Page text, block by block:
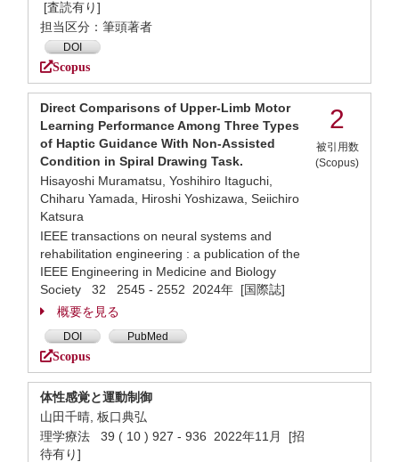
[査読有り]
担当区分：筆頭著者
DOI
Scopus
Direct Comparisons of Upper-Limb Motor
Learning Performance Among Three Types
of Haptic Guidance With Non-Assisted
Condition in Spiral Drawing Task.
Hisayoshi Muramatsu, Yoshihiro Itaguchi,
Chiharu Yamada, Hiroshi Yoshizawa, Seiichiro
Katsura
IEEE transactions on neural systems and
rehabilitation engineering : a publication of the
IEEE Engineering in Medicine and Biology
Society 32 2545 - 2552 2024年 [国際誌]
概要を見る
DOI PubMed
Scopus
2
被引用数
(Scopus)
体性感覚と運動制御
山田千晴, 板口典弘
理学療法 39 ( 10 ) 927 - 936 2022年11月 [招
待有り]